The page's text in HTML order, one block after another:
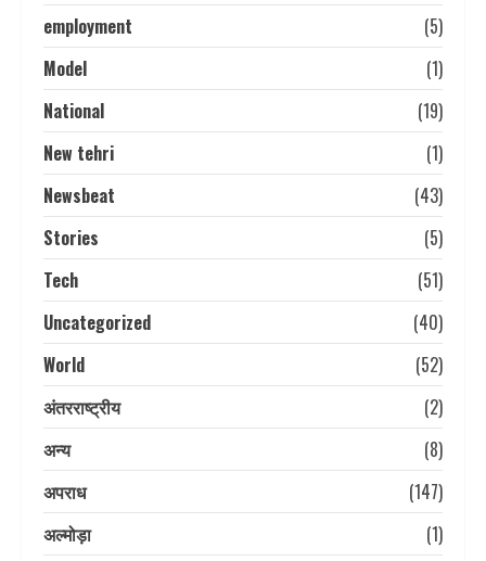
employment
(5)
Model
(1)
National
(19)
New tehri
(1)
Newsbeat
(43)
Stories
(5)
Tech
(51)
Uncategorized
(40)
World
(52)
अंतरराष्ट्रीय
(2)
अन्य
(8)
अपराध
(147)
अल्मोड़ा
(1)